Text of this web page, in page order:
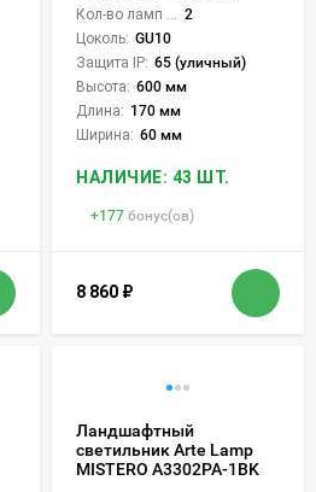
2
Цоколь: GU10
Защита IP: 65 (уличный)
Высота: 600 мм
Длина: 170 мм
Ширина: 60 мм
НАЛИЧИЕ: 43 ШТ.
+177 бонус(ов)
8 860 ₽
Ландшафтный
светильник Arte Lamp
MISTERO A3302PA-1BK